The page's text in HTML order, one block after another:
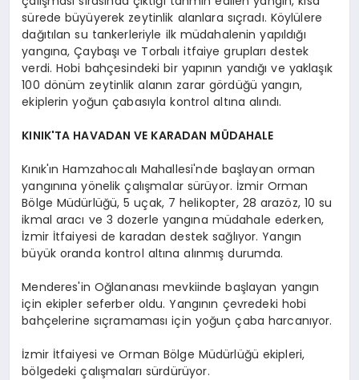
sürede büyüyerek zeytinlik alanlara sıçradı. Köylülere
dağıtılan su tankerleriyle ilk müdahalenin yapıldığı
yangına, Çaybaşı ve Torbalı itfaiye grupları destek
verdi. Hobi bahçesindeki bir yapının yandığı ve yaklaşık
100 dönüm zeytinlik alanın zarar gördüğü yangın,
ekiplerin yoğun çabasıyla kontrol altına alındı.
KINIK'TA HAVADAN VE KARADAN MÜDAHALE
Kınık'ın Hamzahocalı Mahallesi'nde başlayan orman
yangınına yönelik çalışmalar sürüyor. İzmir Orman
Bölge Müdürlüğü, 5 uçak, 7 helikopter, 28 arazöz, 10 su
ikmal aracı ve 3 dozerle yangına müdahale ederken,
İzmir İtfaiyesi de karadan destek sağlıyor. Yangın
büyük oranda kontrol altına alınmış durumda.
Menderes'in Oğlananası mevkiinde başlayan yangın
için ekipler seferber oldu. Yangının çevredeki hobi
bahçelerine sıçramaması için yoğun çaba harcanıyor.
İzmir İtfaiyesi ve Orman Bölge Müdürlüğü ekipleri,
bölgedeki çalışmaları sürdürüyor.